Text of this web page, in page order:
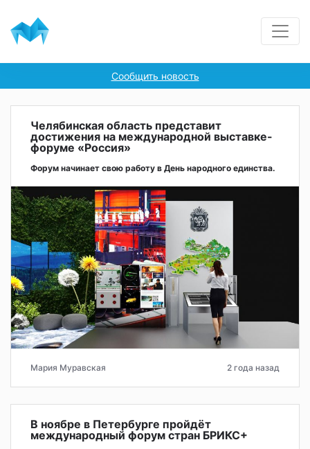
Сообщить новость
Челябинская область представит
достижения на международной выставке-
форуме «Россия»
Форум начинает свою работу в День народного единства.
Мария Муравская 2 года назад
В ноябре в Петербурге пройдёт
международный форум стран БРИКС+